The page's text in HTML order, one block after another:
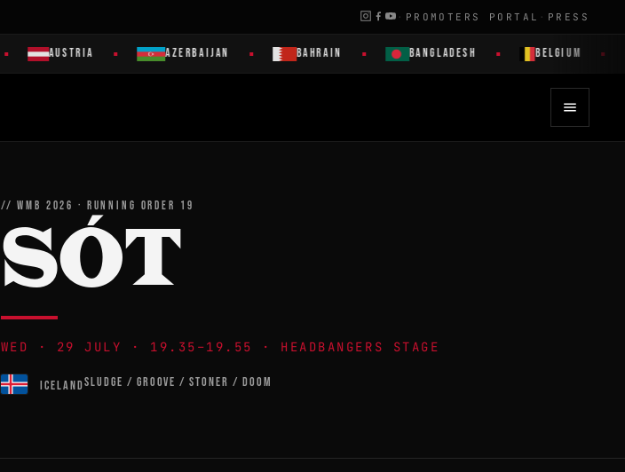
· PROMOTERS PORTAL · PRESS
AUSTRIA AZERBAIJAN BAHRAIN BANGLADESH BELGIUM
// WMB 2026 · RUNNING ORDER 19
SÓT
WED · 29 JULY · 19.35–19.55 · HEADBANGERS STAGE
ICELANDSLUDGE / GROOVE / STONER / DOOM